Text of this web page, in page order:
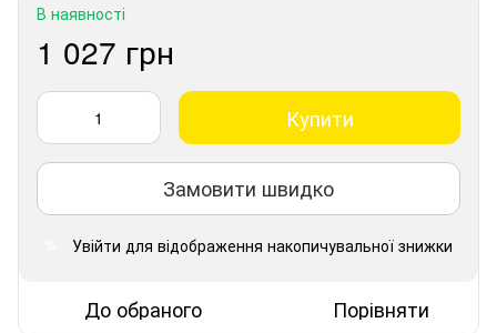
В наявності
1 027 грн
Купити
Замовити швидко
Увійти для відображення накопичувальної знижки
До обраного Порівняти